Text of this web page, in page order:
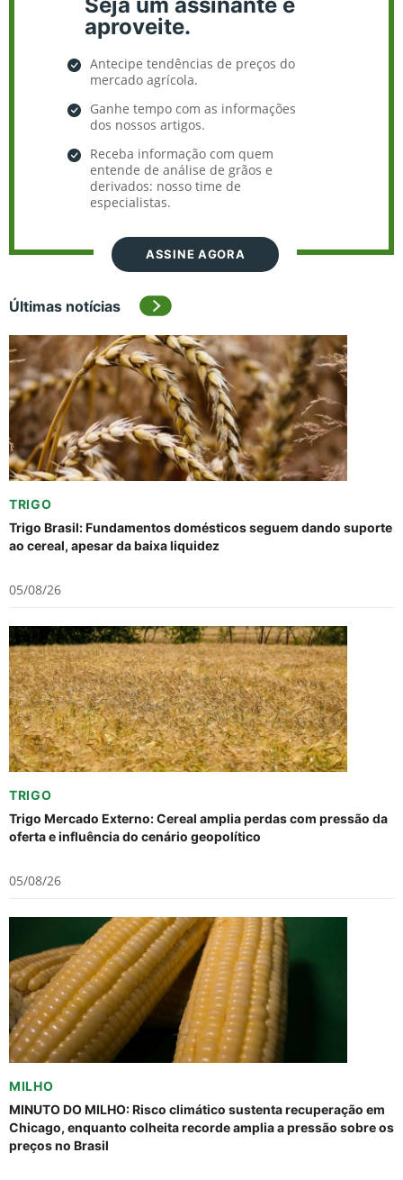
aproveite.
Antecipe tendências de preços do
mercado agrícola.
Ganhe tempo com as informações
dos nossos artigos.
Receba informação com quem
entende de análise de grãos e
derivados: nosso time de
especialistas.
ASSINE AGORA
Últimas notícias
TRIGO
Trigo Brasil: Fundamentos domésticos seguem dando suporte
ao cereal, apesar da baixa liquidez
05/08/26
TRIGO
Trigo Mercado Externo: Cereal amplia perdas com pressão da
oferta e influência do cenário geopolítico
05/08/26
MILHO
MINUTO DO MILHO: Risco climático sustenta recuperação em
Chicago, enquanto colheita recorde amplia a pressão sobre os
preços no Brasil